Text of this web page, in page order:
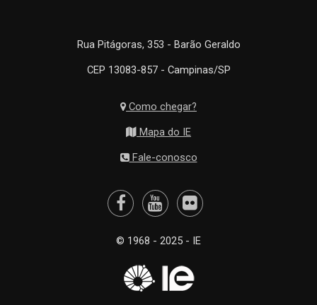
Rua Pitágoras, 353 - Barão Geraldo
CEP 13083-857 - Campinas/SP
Como chegar?
Mapa do IE
Fale-conosco
© 1968 - 2025 - IE